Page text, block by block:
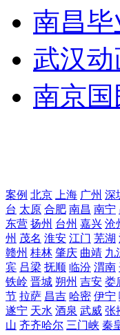
南昌
武汉
南京
案例 北京 上海 广州 深
台 太原 合肥 南昌 南宁
东营 扬州 台州 嘉兴 沧
州 茂名 淮安 江门 芜湖
赣州 桂林 肇庆 曲靖 九
宾 吕梁 抚顺 临汾 渭南
铁岭 晋城 朔州 吉安 娄
节 拉萨 昌吉 哈密 伊宁
遂宁 天水 酒泉 武威 张
山 齐齐哈尔 三门峡 秦